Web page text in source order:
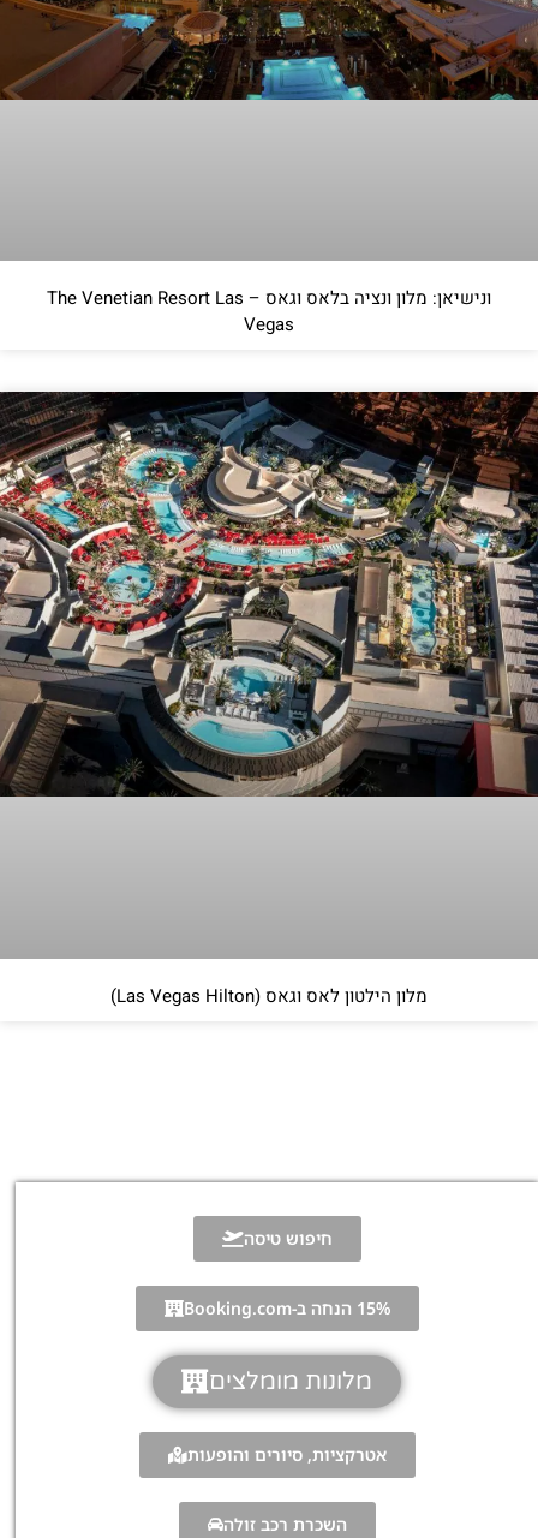
ונישיאן: מלון ונציה בלאס וגאס – The Venetian Resort Las
Vegas
מלון הילטון לאס וגאס (Las Vegas Hilton)
חיפוש טיסה
15% הנחה ב-Booking.com
מלונות מומלצים
אטרקציות, סיורים והופעות
השכרת רכב זולה